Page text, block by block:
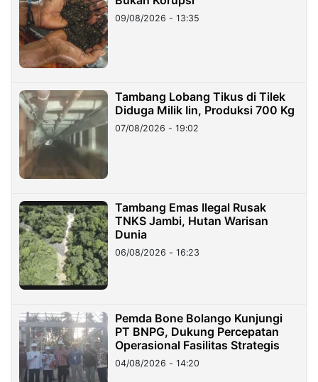
09/08/2026 - 13:35
Tambang Lobang Tikus di Tilek
Diduga Milik Iin, Produksi 700 Kg
07/08/2026 - 19:02
Tambang Emas Ilegal Rusak
TNKS Jambi, Hutan Warisan
Dunia
06/08/2026 - 16:23
Pemda Bone Bolango Kunjungi
PT BNPG, Dukung Percepatan
Operasional Fasilitas Strategis
04/08/2026 - 14:20